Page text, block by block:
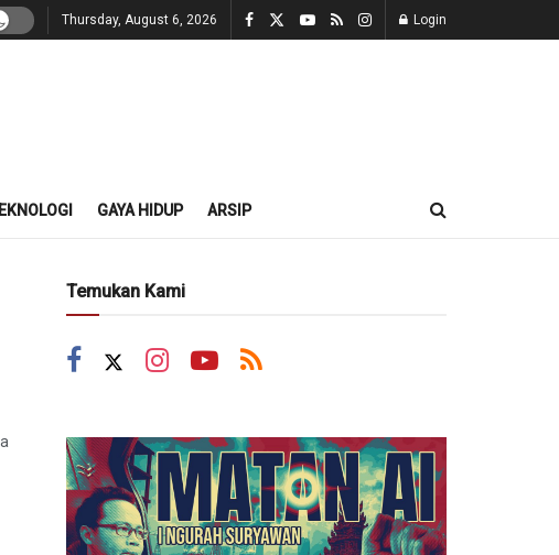
Thursday, August 6, 2026 Login
GAYA HIDUP ARSIP
Temukan Kami